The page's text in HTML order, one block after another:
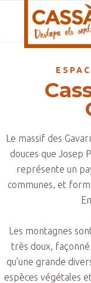
Le massif des
douces que Josep
représente un
communes, et
Les montagnes
très doux,
qu’une grande
espèces végétales